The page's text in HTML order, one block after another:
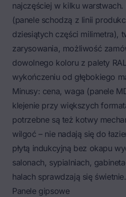
najczęściej w kilku
(panele schodzą z linii
dziesiątych części milimetra),
zarysowania, możliwość
dowolnego koloru z palety
wykończeniu od głębokiego
Minusy: cena, waga (panele
klejenie przy większych
potrzebne są też kotwy
wilgoć – nie nadają się do
płytą indukcyjną bez okapu
salonach, sypialniach,
halach sprawdzają się świetnie.
Panele gipsowe